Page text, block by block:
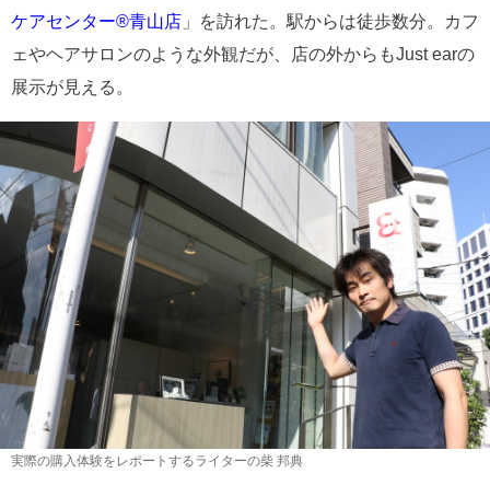
ケアセンター®青山店 」を訪れた。駅からは徒歩数分。カフ
ェやヘアサロンのような外観だが、店の外からもJust earの
展示が見える。
実際の購入体験をレポートするライターの柴 邦典